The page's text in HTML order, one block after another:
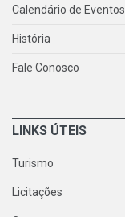
Calendário de Eventos
História
Fale Conosco
LINKS ÚTEIS
Turismo
Licitações